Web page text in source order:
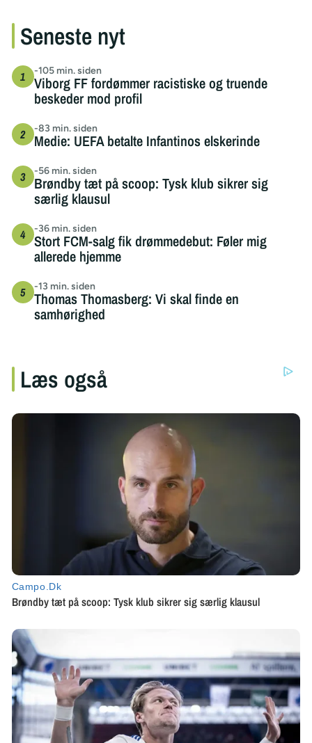
Seneste nyt
-105 min. siden
Viborg FF fordømmer racistiske og truende
beskeder mod profil
-83 min. siden
Medie: UEFA betalte Infantinos elskerinde
-56 min. siden
Brøndby tæt på scoop: Tysk klub sikrer sig
særlig klausul
-36 min. siden
Stort FCM-salg fik drømmedebut: Føler mig
allerede hjemme
-13 min. siden
Thomas Thomasberg: Vi skal finde en
samhørighed